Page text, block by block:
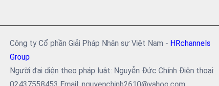
Công ty Cổ phần Giải Pháp Nhân sự Việt Nam - HRchannels
Group
Người đại diện theo pháp luật: Nguyễn Đức Chính Điện thoại: